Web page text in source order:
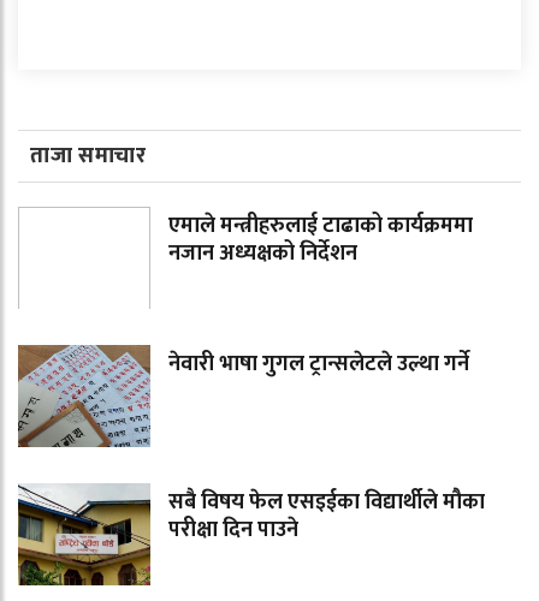
ताजा समाचार
एमाले मन्त्रीहरुलाई टाढाको कार्यक्रममा
नजान अध्यक्षको निर्देशन
नेवारी भाषा गुगल ट्रान्सलेटले उल्था गर्ने
सबै विषय फेल एसइईका विद्यार्थीले मौका
परीक्षा दिन पाउने